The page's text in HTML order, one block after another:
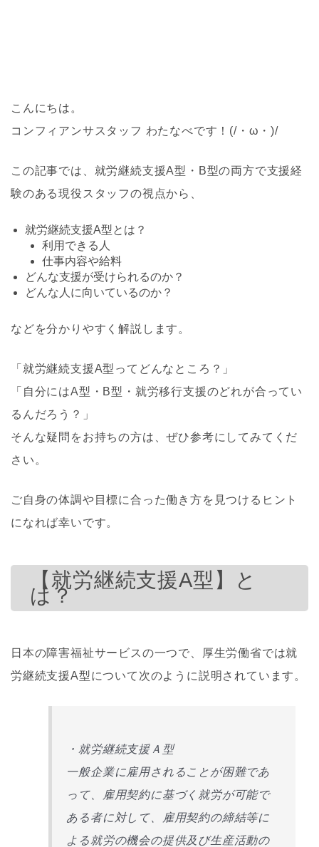
こんにちは。
コンフィアンサスタッフ わたなべです！(/・ω・)/
この記事では、就労継続支援A型・B型の両方で支援経
験のある現役スタッフの視点から、
就労継続支援A型とは？
利用できる人
仕事内容や給料
どんな支援が受けられるのか？
どんな人に向いているのか？
などを分かりやすく解説します。
「就労継続支援A型ってどんなところ？」
「自分にはA型・B型・就労移行支援のどれが合ってい
るんだろう？」
そんな疑問をお持ちの方は、ぜひ参考にしてみてくだ
さい。
ご自身の体調や目標に合った働き方を見つけるヒント
になれば幸いです。
【就労継続支援A型】と
は？
日本の障害福祉サービスの一つで、厚生労働省では就
労継続支援A型について次のように説明されています。
・就労継続支援Ａ型
一般企業に雇用されることが困難であ
って、雇用契約に基づく就労が可能で
ある者に対して、雇用契約の締結等に
よる就労の機会の提供及び生産活動の